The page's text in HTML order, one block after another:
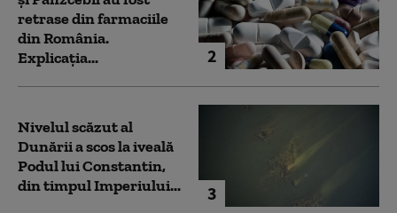
2
retrase din farmaciile
din România.
Explicația...
3
Nivelul scăzut al
Dunării a scos la iveală
Podul lui Constantin,
din timpul Imperiului...